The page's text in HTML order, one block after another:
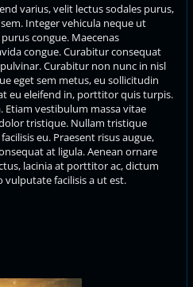
varius, velit lectus sodales purus,
Integer vehicula neque ut
congue. Maecenas
congue. Curabitur consequat
Curabitur non nunc in nisl
eget sem metus, eu sollicitudin
eu eleifend in, porttitor quis turpis.
vestibulum massa vitae
tristique. Nullam tristique
eu. Praesent risus augue,
at ligula. Aenean ornare
lacinia at porttitor ac, dictum
vulputate facilisis a ut est.